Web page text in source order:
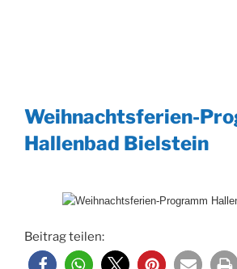
Weihnachtsferien-
Hallenbad Bielstein
Beitrag teilen: